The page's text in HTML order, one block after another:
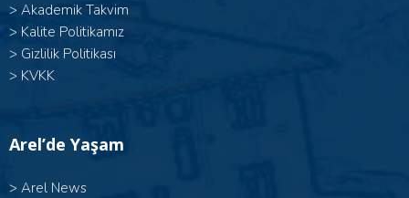
> Akademik Takvim
> Kalite Politikamız
> Gizlilik Politikası
> KVKK
Arel’de Yaşam
> Arel News